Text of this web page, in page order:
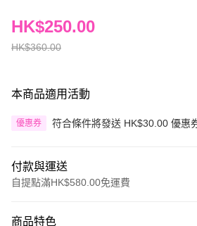
HK$360.00
HK$250.00
本商品適用活動
優惠券 符合條件將發送 HK$30.00 優惠
付款與運送
自提點滿HK$580.00免運費
商品特色